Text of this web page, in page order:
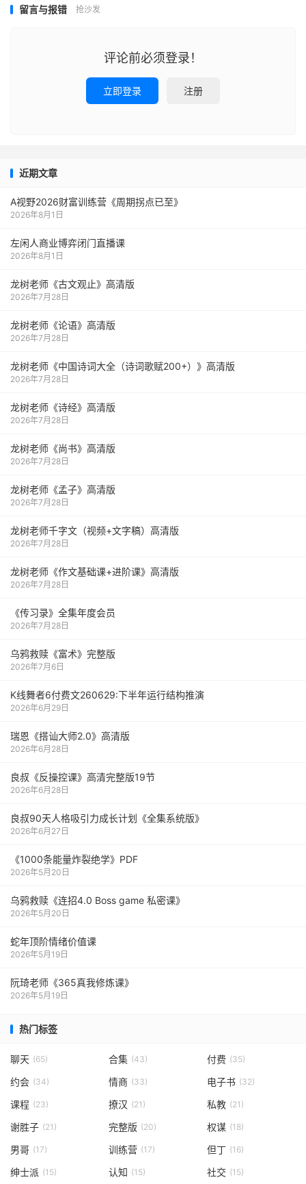
留言与报错 抢沙发
评论前必须登录！
立即登录 注册
近期文章
A视野2026财富训练营《周期拐点已至》
2026年8月1日
左闲人商业博弈闭门直播课
2026年8月1日
龙树老师《古文观止》高清版
2026年7月28日
龙树老师《论语》高清版
2026年7月28日
龙树老师《中国诗词大全（诗词歌赋200+）》高清版
2026年7月28日
龙树老师《诗经》高清版
2026年7月28日
龙树老师《尚书》高清版
2026年7月28日
龙树老师《孟子》高清版
2026年7月28日
龙树老师千字文（视频+文字稿）高清版
2026年7月28日
龙树老师《作文基础课+进阶课》高清版
2026年7月28日
《传习录》全集年度会员
2026年7月28日
乌鸦救赎《富术》完整版
2026年7月6日
K线舞者6付费文260629:下半年运行结构推演
2026年6月29日
瑞恩《搭讪大师2.0》高清版
2026年6月28日
良叔《反操控课》高清完整版19节
2026年6月28日
良叔90天人格吸引力成长计划《全集系统版》
2026年6月27日
《1000‮能条‬‎量‮裂炸‬‎绝学》PDF
2026年5月20日
乌鸦救赎《连招4.0 Boss game 私密课》
2026年5月20日
蛇年顶阶情绪价值课
2026年5月19日
阮琦老师《365真我修炼课》
2026年5月19日
热门标签
聊天 (65) 合集 (43) 付费 (35)
约会 (34) 情商 (33) 电子书 (32)
课程 (23) 撩汉 (21) 私教 (21)
谢胜子 (21) 完整版 (20) 权谋 (18)
男哥 (17) 训练营 (17) 但丁 (16)
绅士派 (15) 认知 (15) 社交 (15)